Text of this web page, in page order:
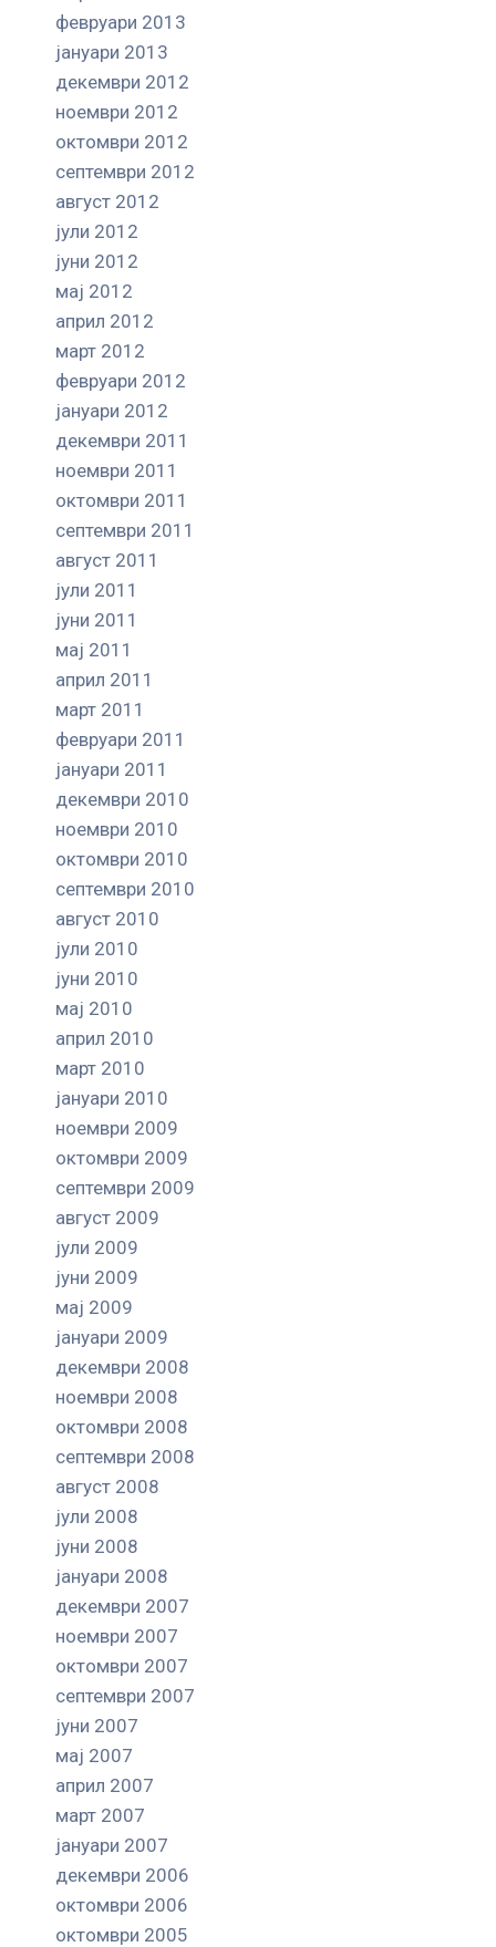
февруари 2013
јануари 2013
декември 2012
ноември 2012
октомври 2012
септември 2012
август 2012
јули 2012
јуни 2012
мај 2012
април 2012
март 2012
февруари 2012
јануари 2012
декември 2011
ноември 2011
октомври 2011
септември 2011
август 2011
јули 2011
јуни 2011
мај 2011
април 2011
март 2011
февруари 2011
јануари 2011
декември 2010
ноември 2010
октомври 2010
септември 2010
август 2010
јули 2010
јуни 2010
мај 2010
април 2010
март 2010
јануари 2010
ноември 2009
октомври 2009
септември 2009
август 2009
јули 2009
јуни 2009
мај 2009
јануари 2009
декември 2008
ноември 2008
октомври 2008
септември 2008
август 2008
јули 2008
јуни 2008
јануари 2008
декември 2007
ноември 2007
октомври 2007
септември 2007
јуни 2007
мај 2007
април 2007
март 2007
јануари 2007
декември 2006
октомври 2006
октомври 2005